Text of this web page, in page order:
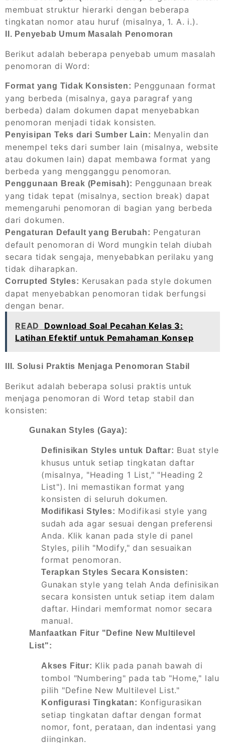
membuat struktur hierarki dengan beberapa
tingkatan nomor atau huruf (misalnya, 1. A. i.).
II. Penyebab Umum Masalah Penomoran
Berikut adalah beberapa penyebab umum masalah
penomoran di Word:
Format yang Tidak Konsisten: Penggunaan format
yang berbeda (misalnya, gaya paragraf yang
berbeda) dalam dokumen dapat menyebabkan
penomoran menjadi tidak konsisten.
Penyisipan Teks dari Sumber Lain: Menyalin dan
menempel teks dari sumber lain (misalnya, website
atau dokumen lain) dapat membawa format yang
berbeda yang mengganggu penomoran.
Penggunaan Break (Pemisah): Penggunaan break
yang tidak tepat (misalnya, section break) dapat
memengaruhi penomoran di bagian yang berbeda
dari dokumen.
Pengaturan Default yang Berubah: Pengaturan
default penomoran di Word mungkin telah diubah
secara tidak sengaja, menyebabkan perilaku yang
tidak diharapkan.
Corrupted Styles: Kerusakan pada style dokumen
dapat menyebabkan penomoran tidak berfungsi
dengan benar.
READ
Download Soal Pecahan Kelas 3:
Latihan Efektif untuk Pemahaman Konsep
III. Solusi Praktis Menjaga Penomoran Stabil
Berikut adalah beberapa solusi praktis untuk
menjaga penomoran di Word tetap stabil dan
konsisten:
Gunakan Styles (Gaya):
Definisikan Styles untuk Daftar: Buat style
khusus untuk setiap tingkatan daftar
(misalnya, "Heading 1 List," "Heading 2
List"). Ini memastikan format yang
konsisten di seluruh dokumen.
Modifikasi Styles: Modifikasi style yang
sudah ada agar sesuai dengan preferensi
Anda. Klik kanan pada style di panel
Styles, pilih "Modify," dan sesuaikan
format penomoran.
Terapkan Styles Secara Konsisten:
Gunakan style yang telah Anda definisikan
secara konsisten untuk setiap item dalam
daftar. Hindari memformat nomor secara
manual.
Manfaatkan Fitur "Define New Multilevel
List":
Akses Fitur: Klik pada panah bawah di
tombol "Numbering" pada tab "Home," lalu
pilih "Define New Multilevel List."
Konfigurasi Tingkatan: Konfigurasikan
setiap tingkatan daftar dengan format
nomor, font, perataan, dan indentasi yang
diinginkan.